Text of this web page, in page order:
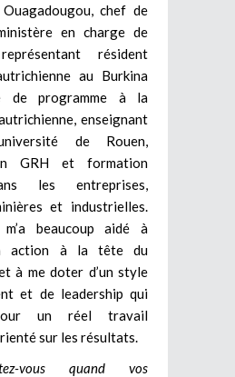
chef de
en charge de
résident
au Burkina
de programme à la
enseignant
de Rouen,
GRH et formation
les entreprises,
et industrielles.
beaucoup aidé à
action à la tête du
à me doter d’un style
et de leadership qui
un réel travail
sur les résultats.
vous quand vos